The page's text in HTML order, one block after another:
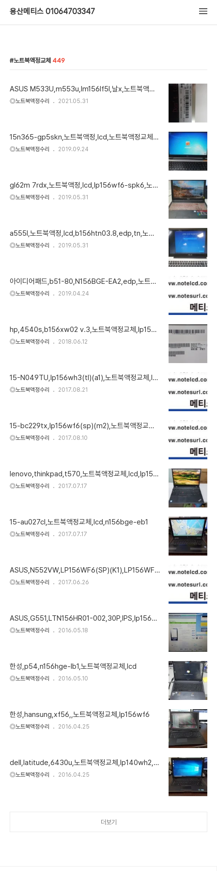
용산메티스 01064703347
노트북액정교체 449
ASUS M533U,m553u,lm156lf5l,날x,노트북액정
교체
◎노트북액정수리 2021.05.31
15n365-gp5skn,노트북액정,lcd,노트북액정교체,n
156bge-e32
◎노트북액정수리 2019.09.24
gl62m 7rdx,노트북액정,lcd,lp156wf6-spk6,노트
북액정교체
◎노트북액정수리 2019.05.31
a555l,노트북액정,lcd,b156htn03.8,edp,tn,노트
북액정교체
◎노트북액정수리 2019.05.31
아이디어패드,b51-80,N156BGE-EA2,edp,노트북
액정,lcd,노트북lcd,노트북액정교체,노트북액정수리,
◎노트북액정수리 2019.04.24
hp,4540s,b156xw02 v.3,노트북액정교체,lp156
wh4-tln1,lcd
◎노트북액정수리 2018.06.12
15-N049TU,lp156wh3(tl)(a1),노트북액정교체,lc
d
◎노트북액정수리 2017.08.21
15-bc229tx,lp156wf6(sp)(m2),노트북액정교체,l
cd
◎노트북액정수리 2017.08.10
lenovo,thinkpad,t570,노트북액정교체,lcd,lp156
wf9(sp)(f1),상하고리
◎노트북액정수리 2017.07.17
15-au027cl,노트북액정교체,lcd,n156bge-eb1
◎노트북액정수리 2017.07.17
ASUS,N552VW,LP156WF6(SP)(K1),LP156WF4
(SP)(L1),노트북액정,노트북액정교체
◎노트북액정수리 2017.06.26
ASUS,G551,LTN156HR01-002,30P,IPS,lp156wf
4,노트북액정교체
◎노트북액정수리 2016.05.18
한성,p54,n156hge-lb1,노트북액정교체,lcd
◎노트북액정수리 2016.05.10
한성,hansung,xf56,,노트북액정교체,lp156wf6
◎노트북액정수리 2016.04.25
dell,latitude,6430u,노트북액정교체,lp140wh2,lv
ds
◎노트북액정수리 2016.04.25
더보기